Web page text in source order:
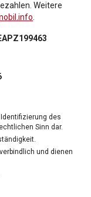
Weitere
.
des
Sinn dar.
und dienen